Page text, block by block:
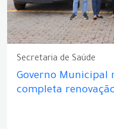
Secretaria de Saúde
Governo Municipal
completa